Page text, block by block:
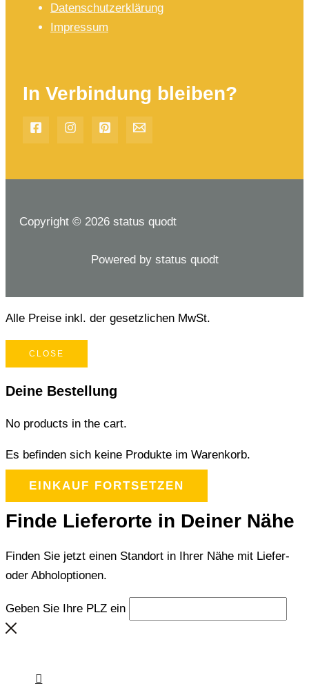
Datenschutzerklärung
Impressum
In Verbindung bleiben?
Copyright © 2026 status quodt
Powered by status quodt
Alle Preise inkl. der gesetzlichen MwSt.
CLOSE
Deine Bestellung
No products in the cart.
Es befinden sich keine Produkte im Warenkorb.
EINKAUF FORTSETZEN
Finde Lieferorte in Deiner Nähe
Finden Sie jetzt einen Standort in Ihrer Nähe mit Liefer-
oder Abholoptionen.
Geben Sie Ihre PLZ ein